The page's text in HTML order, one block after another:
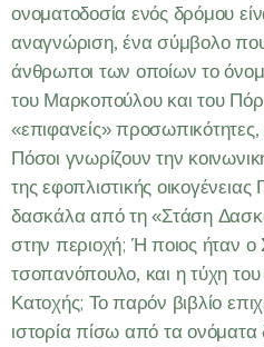
ονοματοδοσία ενός δρόμου
αναγνώριση, ένα σύμβολο
άνθρωποι των οποίων το
του Μαρκοπούλου και του
«επιφανείς»
Πόσοι γνωρίζουν την
της εφοπλιστικής
δασκάλα από τη «Στάση
στην περιοχή; Ή ποιος ήταν
τσοπανόπουλο, και η τύχη του
Κατοχής; Το παρόν βιβλίο
ιστορία πίσω από τα